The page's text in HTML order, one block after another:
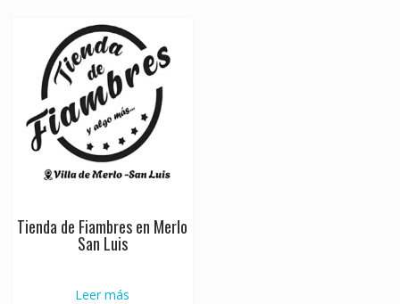
Tienda de Fiambres en Merlo
San Luis
Leer más